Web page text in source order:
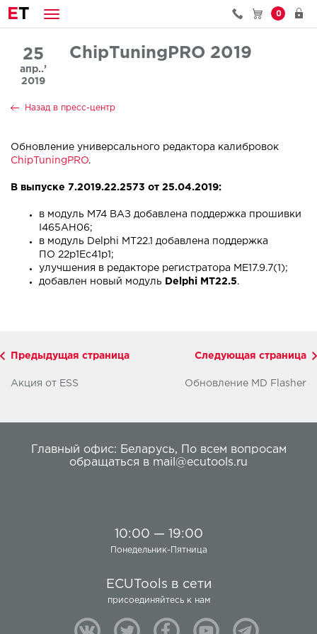
ET 0
25
апр..’
2019
ChipTuningPRO 2019
Назад в пресс-центр
Обновление универсального редактора калибровок
ChipTuningPRO.
В выпуске 7.2019.22.2573 от 25.04.2019:
в модуль M74 ВАЗ добавлена поддержка прошивки
I465AH06;
в модуль Delphi MT22.1 добавлена поддержка
ПО 22p1Ec41p1;
улучшения в редакторе регистратора ME17.9.7(1);
добавлен новый модуль
Delphi MT22.5.
Предыдущая страница
Акция от ESS
Следующая страница
Обновление MD Flasher
Главный офис: Беларусь,
По всем вопросам
обращаться в mail@ecutools.ru
10:00 — 19:00
Понедельник-Пятница
ECUTools в сети
присоединяйтесь к нам